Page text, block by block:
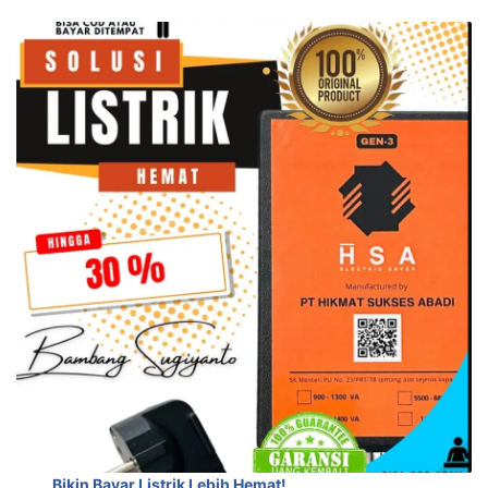
Bikin Bayar Listrik Lebih Hemat!